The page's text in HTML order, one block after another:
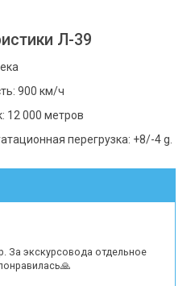
Л-39
900 км/ч
12 000 метров
перегрузка: +8/-4 g.
За экскурсовода отдельное